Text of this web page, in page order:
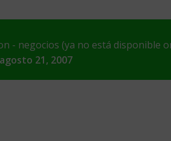
- negocios (ya no está disponible
21, 2007